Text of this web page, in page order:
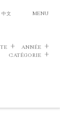
中文 MENU
ANNÉE
CATÉGORIE